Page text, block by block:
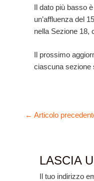
Il dato più basso
un’affluenza del
nella Sezione 18,
Il prossimo
ciascuna sezione
← Articolo
LASCIA
Il tuo indirizzo